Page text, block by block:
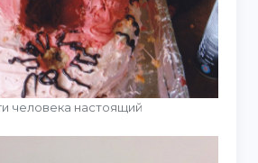
человека настоящий